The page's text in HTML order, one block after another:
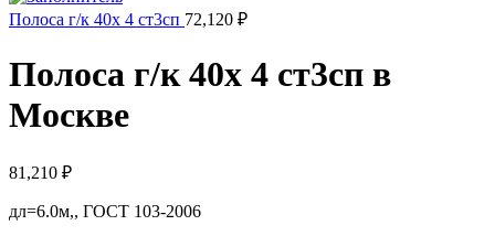
Полоса г/к 40х 4 ст3сп 72,120 ₽
Полоса г/к 40х 4 ст3сп в
Москве
81,210 ₽
дл=6.0м,, ГОСТ 103-2006